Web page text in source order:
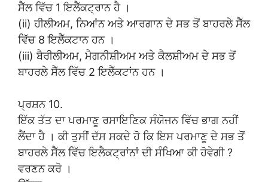
ਸੈੱਲ ਵਿੱਚ 1 ਇਲੈੱਕਟ੍ਰਾਨ ਹੈ ।
(ii) ਹੀਲੀਅਮ, ਨਿਆਂਨ ਅਤੇ ਆਰਗਾਨ ਦੇ ਸਭ ਤੋਂ ਬਾਹਰਲੇ ਸੈੱਲ
ਵਿੱਚ 8 ਇਲੈੱਕਟਾਨ ਹਨ ।
(iii) ਬੈਰੀਲੀਅਮ, ਮੈਗਨੀਸ਼ੀਅਮ ਅਤੇ ਕੈਲਸ਼ੀਅਮ ਦੇ ਸਭ ਤੋਂ
ਬਾਹਰਲੇ ਸੈੱਲ ਵਿੱਚ 2 ਇਲੈੱਕਟਾਂਨ ਹਨ ।
ਪ੍ਰਸ਼ਨ 10.
ਇੱਕ ਤੱਤ ਦਾ ਪਰਮਾਣੂ ਰਸਾਇਣਿਕ ਸੰਯੋਜਨ ਵਿੱਚ ਭਾਗ ਨਹੀਂ
ਲੈਂਦਾ ਹੈ । ਕੀ ਤੁਸੀਂ ਦੱਸ ਸਕਦੇ ਹੋ ਕਿ ਇਸ ਪਰਮਾਣੂ ਦੇ ਸਭ ਤੋਂ
ਬਾਹਰਲੇ ਸੈੱਲ ਵਿੱਚ ਇਲੈਕਟ੍ਰਾਂਨਾਂ ਦੀ ਸੰਖਿਆ ਕੀ ਹੋਵੇਗੀ ?
ਵਰਣਨ ਕਰੋ ।